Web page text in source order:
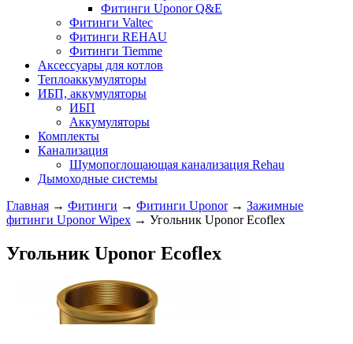
Фитинги Uponor Q&E
Фитинги Valtec
Фитинги REHAU
Фитинги Tiemme
Аксессуары для котлов
Теплоаккумуляторы
ИБП, аккумуляторы
ИБП
Аккумуляторы
Комплекты
Канализация
Шумопоглощающая канализация Rehau
Дымоходные системы
Главная → Фитинги → Фитинги Uponor→ Зажимные
фитинги Uponor Wipex → Угольник Uponor Ecoflex
Угольник Uponor Ecoflex